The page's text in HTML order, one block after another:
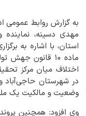
به گزارش روابط عمومی
مهدی دسینه، نماینده
استان، با اشاره به
ماده ۱۰ قانون
اختلاف میان مرکز
در شهرستان حاجی‌آباد
وضعیت و مالکیت یک
وی افزود: همچنین